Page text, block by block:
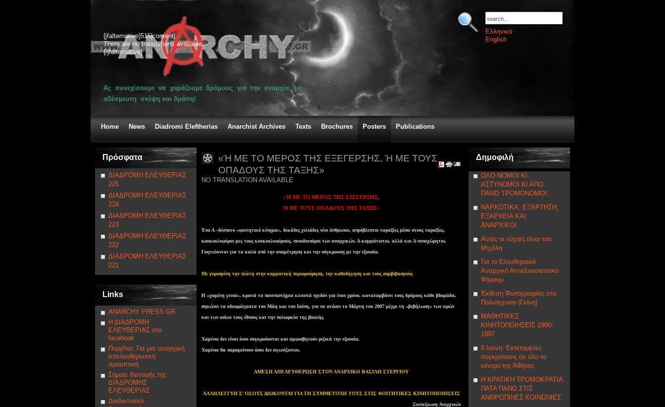
Ελληνικά
English
{jfalternative}515|content|
There are no translations available.
{/jfalternative}
Ας συνεχίσουμε να χαράζουμε δρόμους για την αναρχία, με
αδέσμευτη σκέψη και δράση!
Home News Diadromi Eleftherias Anarchist Archives Texts Brochures Posters Publications
Πρόσφατα
ΔΙΑΔΡΟΜΗ ΕΛΕΥΘΕΡΙΑΣ
225
ΔΙΑΔΡΟΜΗ ΕΛΕΥΘΕΡΙΑΣ
224
ΔΙΑΔΡΟΜΗ ΕΛΕΥΘΕΡΙΑΣ
223
ΔΙΑΔΡΟΜΗ ΕΛΕΥΘΕΡΙΑΣ
222
ΔΙΑΔΡΟΜΗ ΕΛΕΥΘΕΡΙΑΣ
221
Links
ANARCHY PRESS GR
Η ΔΙΑΔΡΟΜΗ
ΕΛΕΥΘΕΡΙΑΣ στο
facebook
Πυργῖται. Για μια αναρχική
απελευθερωτική
προοπτική
Σημεία διανομής της
ΔΙΑΔΡΟΜΗΣ
ΕΛΕΥΘΕΡΙΑΣ
Διαδικτυακό
«Ή ΜΕ ΤΟ ΜΕΡΟΣ ΤΗΣ ΕΞΕΓΕΡΣΗΣ, Ή ΜΕ ΤΟΥΣ
ΟΠΑΔΟΥΣ ΤΗΣ ΤΑΞΗΣ»
NO TRANSLATION AVAILABLE
«Ή ΜΕ ΤΟ ΜΕΡΟΣ ΤΗΣ ΕΞΕΓΕΡΣΗΣ,
Ή ΜΕ ΤΟΥΣ ΟΠΑΔΟΥΣ ΤΗΣ ΤΑΞΗΣ»
Ένα Α –δέσποτο «φοιτητικό κίνημα», δεκάδες χιλιάδες νέοι άνθρωποι, απρόβλεπτοι ταραξίες μέσα στους ταραξίες,
κουκουλοφόροι μες τους κουκουλοφόρους, συνοδοιπόροι των αναρχικών, Α-κομμάτιστοι, αλλά και Α-νυποχώρητοι.
Γοητεύονται για τα καλά από την αναμέτρηση και την σύγκρουση με την εξουσία.
Με γυρισμένη την πλάτη στην κομματική περιφρούρηση, την καθοδήγηση και τους συμβιβασμούς
Η «χαμένη γενιά», κρατά τα πανεπιστήμια κλειστά σχεδόν για έναν χρόνο, καταλαμβάνει τους δρόμους κάθε βδομάδα,
σηκώνει τα οδοφράγματα του Μάη και του Ιούνη, για να φτάσει το Μάρτη του 2007 μέχρι τη «βεβήλωση» των ιερών
και των οσίων τους έθνους και την πολιορκία της βουλής.
Χαμένοι δεν είναι όσοι συγκρούονται και αμφισβητούν ριζικά την εξουσία.
Χαμένοι θα παραμείνουν όσοι δεν αγωνίζονται.
ΑΜΕΣΗ ΑΠΕΛΕΥΘΕΡΩΣΗ ΣΤΟΝ ΑΝΑΡΧΙΚΟ ΒΑΣΙΛΗ ΣΤΕΡΓΙΟΥ
ΑΛΛΗΛΕΓΓΥΗ Σ’ ΟΣΟΥΣ ΔΙΩΚΟΝΤΑΙ ΓΙΑ ΤΗ ΣΥΜΜΕΤΟΧΗ ΤΟΥΣ ΣΤΙΣ ΦΟΙΤΗΤΙΚΕΣ ΚΙΝΗΤΟΠΟΙΗΣΕΙΣ
Συσπείρωση Αναρχικών
Δημοφιλή
ΟΛΟ ΝΟΜΟΙ ΚΙ
ΑΣΤΥΝΟΜΟΙ ΚΙ ΑΠΟ
ΠΑΝΩ ΤΡΟΜΟΝΟΜΟΙ;
ΝΑΡΚΩΤΙΚΑ, ΕΞΑΡΤΗΣΗ,
ΕΞΑΡΧΕΙΑ ΚΑΙ
ΑΝΑΡΧΙΚΟΙ
Αυτές οι νύχτες είναι του
Μιχάλη
Για το Ελευθεριακό
Αναρχικό Αντιεξουσιαστικό
Φόρουμ
Έκθεση Φωτογραφίας στο
Πολυτεχνειο (Γκίνη)
ΜΑΘΗΤΙΚΕΣ
ΚΙΝΗΤΟΠΟΙΗΣΕΙΣ 1990-
1997
8 Ιούνη: Εκτεταμένες
συγκρούσεις σε όλο το
κέντρο της Αθήνας
Η ΚΡΑΤΙΚΗ ΤΡΟΜΟΚΡΑΤΙΑ
ΠΑΤΑ ΠΑΝΩ ΣΤΙΣ
ΑΝΘΡΩΠΙΝΕΣ ΚΟΙΝΩΝΙΕΣ